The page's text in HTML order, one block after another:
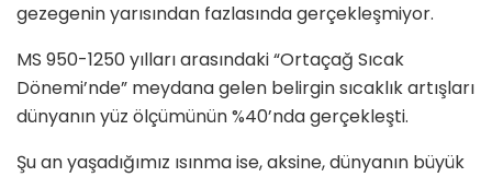
gezegenin yarısından fazlasında gerçekleşmiyor.
MS 950-1250 yılları arasındaki “Ortaçağ Sıcak
Dönemi’nde” meydana gelen belirgin sıcaklık artışları
dünyanın yüz ölçümünün %40’nda gerçekleşti.
Şu an yaşadığımız ısınma ise, aksine, dünyanın büyük